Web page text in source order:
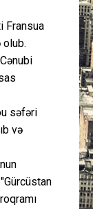
Fransua
olub.
səfəri
və